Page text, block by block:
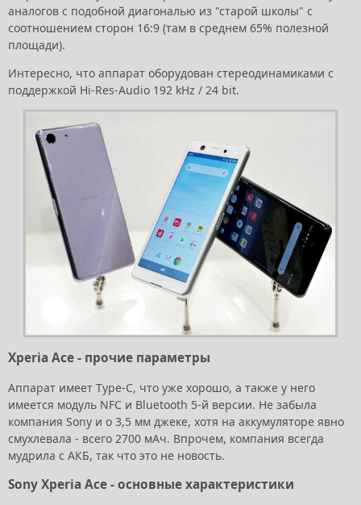
аналогов с подобной диагональю из "старой школы" с
соотношением сторон 16:9 (там в среднем 65% полезной
площади).
Интересно, что аппарат оборудован стереодинамиками с
поддержкой Hi-Res-Audio 192 kHz / 24 bit.
Xperia Ace - прочие параметры
Аппарат имеет Type-C, что уже хорошо, а также у него
имеется модуль NFC и Bluetooth 5-й версии. Не забыла
компания Sony и о 3,5 мм джеке, хотя на аккумуляторе явно
смухлевала - всего 2700 мАч. Впрочем, компания всегда
мудрила с АКБ, так что это не новость.
Sony Xperia Ace - основные характеристики